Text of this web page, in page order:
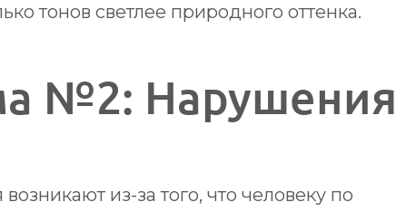
тонов светлее природного оттенка.
№2: Нарушения
из-за того, что человеку по